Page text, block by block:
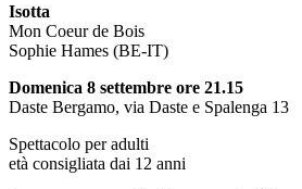
Isotta
Mon Coeur de Bois
Sophie Hames (BE-IT)
Domenica 8 settembre ore 21.15
Daste Bergamo, via Daste e Spalenga 13
Spettacolo per adulti
età consigliata dai 12 anni